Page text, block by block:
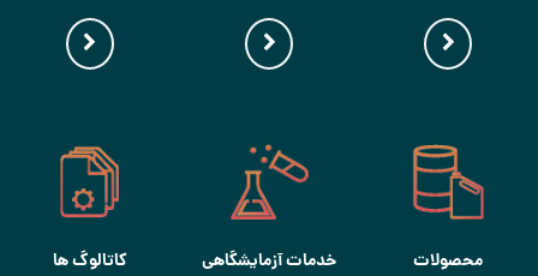
محصولات خدمات آزمایشگاهی کاتالوگ ها